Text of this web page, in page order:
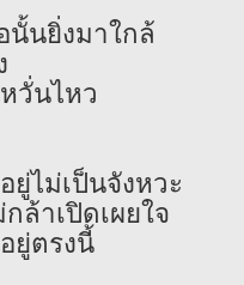
นั้นยิ่งมาใกล้
วั่นไหว
ยู่ไม่เป็นจังหวะ
ล้าเปิดเผยใจ
ยู่ตรงนี้